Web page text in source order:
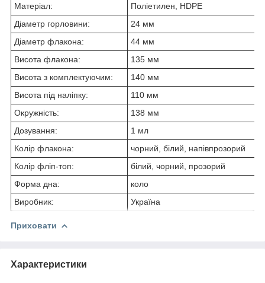
Матеріал:
Поліетилен, HDPE
Діаметр горловини:
24 мм
Діаметр флакона:
44 мм
Висота флакона:
135 мм
Висота з комплектуючим:
140 мм
Висота під наліпку:
110 мм
Окружність:
138 мм
Дозування:
1 мл
Колір флакона:
чорний, білий, напівпрозорий
Колір фліп-топ:
білий, чорний, прозорий
Форма дна:
коло
Виробник:
Україна
Приховати
Характеристики